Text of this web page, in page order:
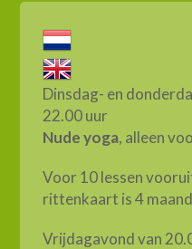
Dinsdag- en
22.00 uur
Nude yoga, alleen
Voor 10 lessen
rittenkaart is 4
Vrijdagavond van